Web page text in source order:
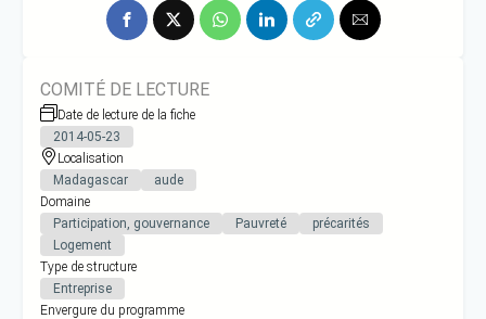
COMITÉ DE LECTURE
Date de lecture de la fiche
2014-05-23
Localisation
Madagascar
aude
Domaine
Participation, gouvernance
Pauvreté
précarités
Logement
Type de structure
Entreprise
Envergure du programme